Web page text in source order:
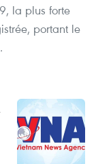
la plus forte
portant le